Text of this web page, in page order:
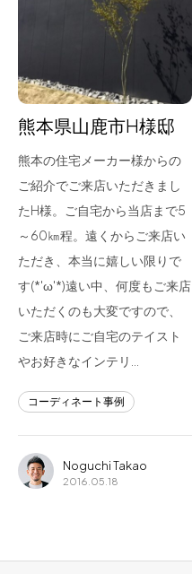
Contact
フラッグシップストア
熊本店
Arv
熊本県山鹿市H様邸
熊本の住宅メーカー様からの
ご紹介でご来店いただきまし
たH様。ご自宅から当店まで5
～60㎞程。遠くからご来店い
ただき、本当に嬉しい限りで
す(*'ω'*)遠い中、何度もご来店
いただくのも大変ですので、
ご来店時にご自宅のテイスト
やお好きなインテリ…
コーディネート事例
Noguchi Takao
2016.05.18